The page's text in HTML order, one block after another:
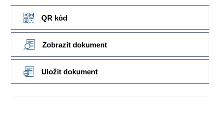
QR kód
Zobrazit dokument
Uložit dokument